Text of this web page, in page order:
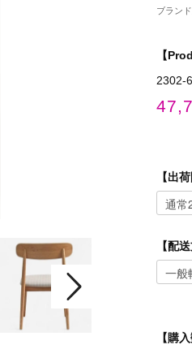
ブラン
【
2302-
【出
【配
【購入